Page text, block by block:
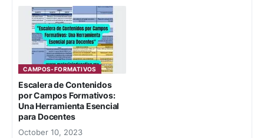
CAMPOS-FORMATIVOS
Escalera de Contenidos
por Campos Formativos:
Una Herramienta Esencial
para Docentes
October 10, 2023